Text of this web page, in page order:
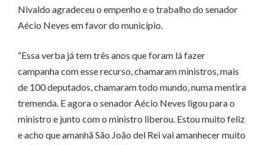
Nivaldo agradeceu o empenho e o trabalho do senador
Aécio Neves em favor do município.
“Essa verba já tem três anos que foram lá fazer
campanha com esse recurso, chamaram ministros, mais
de 100 deputados, chamaram todo mundo, numa mentira
tremenda. E agora o senador Aécio Neves ligou para o
ministro e junto com o ministro liberou. Estou muito feliz
e acho que amanhã São João del Rei vai amanhecer muito